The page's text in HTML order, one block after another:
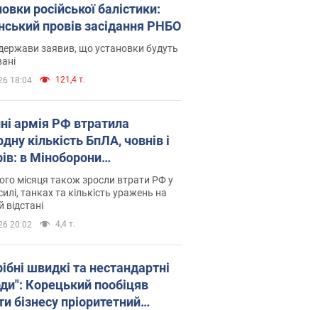
російської балістики:
провів засідання РНБО
заявив, що установки будуть
18:04 121,4 т.
армія РФ втратила
кількість БпЛА, човнів і
в Міноборони
статистику
місяця також зросли втрати РФ у
танках та кількість уражень на
відстані
20:02 4,4 т.
швидкі та нестандартні
Корецький пообіцяв
бізнесу пріоритетний